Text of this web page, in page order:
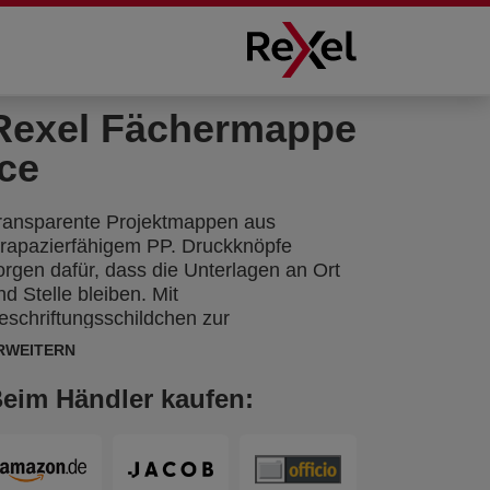
Fächermappe
Projektmappen aus
PP. Druckknöpfe
dafür, dass die Unterlagen an Ort
Stelle bleiben. Mit
zur
der einzelnen Fächer.
Händler kaufen: